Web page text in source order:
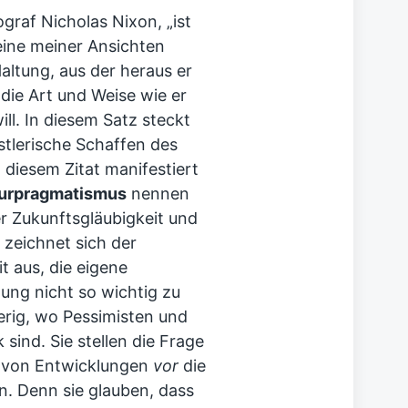
Nicholas Nixon, „ist
meiner Ansichten
aus der heraus er
Art und Weise wie er
In diesem Satz steckt
Schaffen des
Zitat manifestiert
nennen
Zukunftsgläubigkeit und
sich der
aus, die eigene
nicht so wichtig zu
wo Pessimisten und
Sie stellen die Frage
Entwicklungen vordie
Denn sie glauben, dass